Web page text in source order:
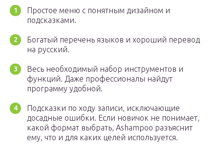
Простое меню с понятным дизайном и
подсказками.
Богатый перечень языков и хороший перевод
на русский.
Весь необходимый набор инструментов и
функций. Даже профессионалы найдут
программу удобной.
Подсказки по ходу записи, исключающие
досадные ошибки. Если новичок не понимает,
какой формат выбрать, Ashampoo разъяснит
ему, что и для каких целей используется.